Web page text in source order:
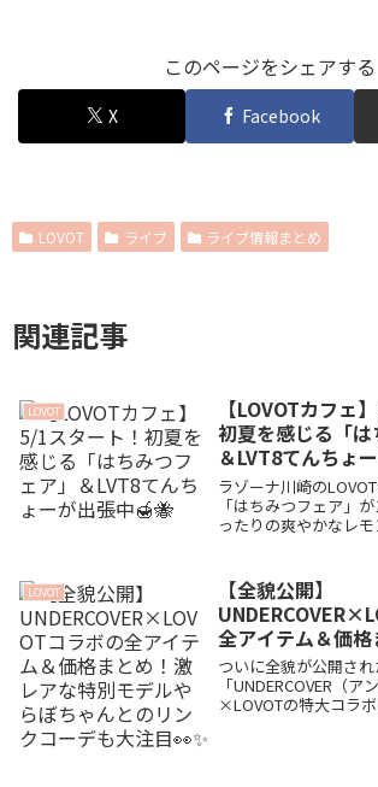
LOVOT ライブ ライブ情報まとめ
このページをシェアする
X Facebook
関連記事
LOVOT
【LOVOTカフェ
初夏を感じる「は
＆LVT8てんちょ
ラゾーナ川崎の
「はちみつフェア」
ったりの爽やかなレ
会える見逃せない期間
LOVOT
【全貌公開】
全アイテム＆価
な特別モデルやら
ンクコーデも大注
ついに全貌が公開され
「UNDERCOVER（ア
×LOVOTの特大コラ